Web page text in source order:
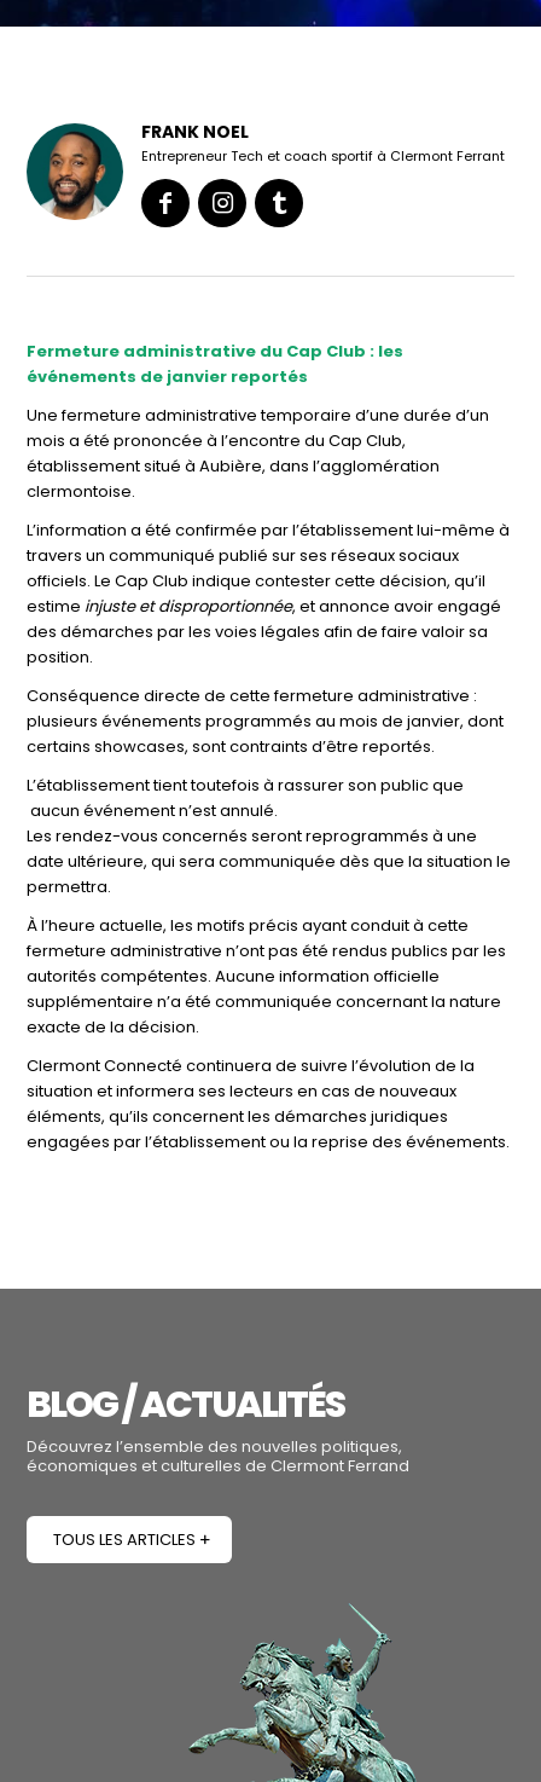
FRANK NOEL
Entrepreneur Tech et coach sportif à Clermont Ferrant
Fermeture administrative du Cap Club : les
événements de janvier reportés
Une fermeture administrative temporaire d’une durée d’un
mois a été prononcée à l’encontre du Cap Club,
établissement situé àAubière, dans l’agglomération
clermontoise.
L’information a été confirmée par l’établissement lui-même à
travers un communiqué publié sur ses réseaux sociaux
officiels. Le Cap Club indique contester cette décision, qu’il
estime injuste et disproportionnée, et annonce avoir engagé
des démarches par les voies légales afin de faire valoir sa
position.
Conséquence directe de cette fermeture administrative :
plusieurs événements programmés au mois de janvier, dont
certains showcases, sont contraints d’être reportés.
L’établissement tient toutefois à rassurer son public que
aucun événement n’est annulé.
Les rendez-vous concernés seront reprogrammés à une
date ultérieure, qui sera communiquée dès que la situation le
permettra.
À l’heure actuelle, les motifs précis ayant conduit à cette
fermeture administrative n’ont pas été rendus publics par les
autorités compétentes. Aucune information officielle
supplémentaire n’a été communiquée concernant la nature
exacte de la décision.
Clermont Connecté continuera de suivre l’évolution de la
situation et informera ses lecteurs en cas de nouveaux
éléments, qu’ils concernent les démarches juridiques
engagées par l’établissement ou la reprise des événements.
BLOG / ACTUALITÉS
Découvrez l’ensemble des nouvelles politiques,
économiques et culturelles de Clermont Ferrand
TOUS LES ARTICLES